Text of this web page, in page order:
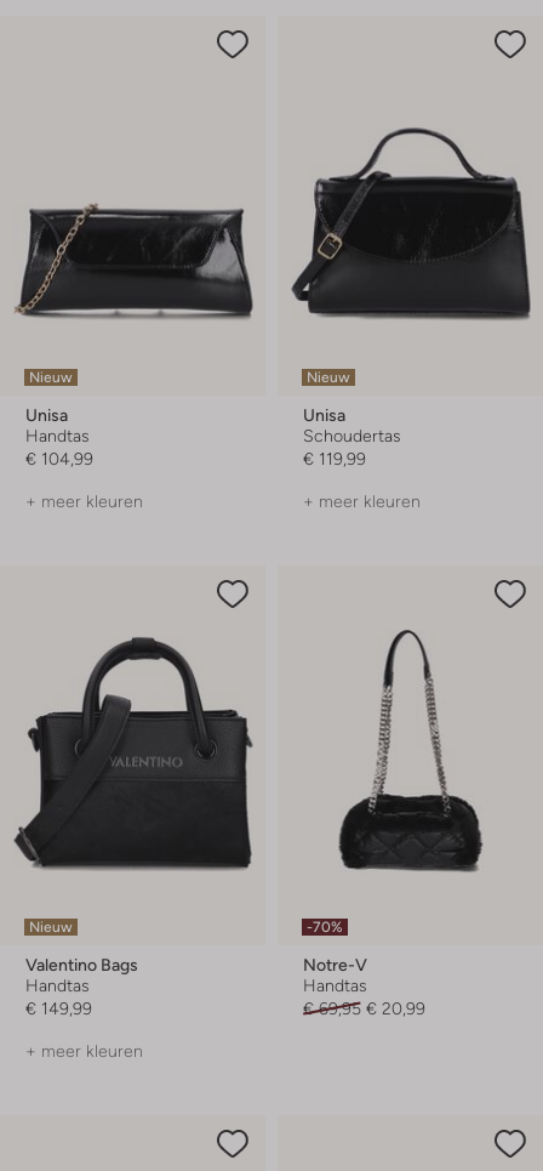
Nieuw
Unisa
Handtas
€ 104,99
+ meer kleuren
Nieuw
Unisa
Schoudertas
€ 119,99
+ meer kleuren
Nieuw
Valentino Bags
Handtas
€ 149,99
+ meer kleuren
-70%
Notre-V
Handtas
€ 69,95 € 20,99